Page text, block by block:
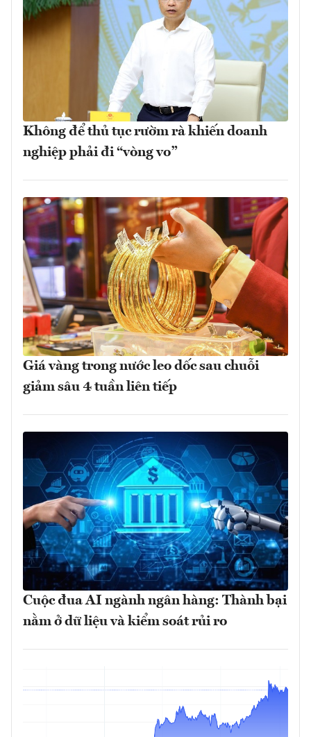
Không để thủ tục rườm rà khiến doanh
nghiệp phải đi “vòng vo”
Giá vàng trong nước leo dốc sau chuỗi
giảm sâu 4 tuần liên tiếp
Cuộc đua AI ngành ngân hàng: Thành bại
nằm ở dữ liệu và kiểm soát rủi ro